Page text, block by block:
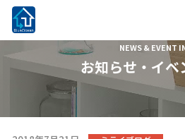
NEWS & EVENT
お知らせ・イベ